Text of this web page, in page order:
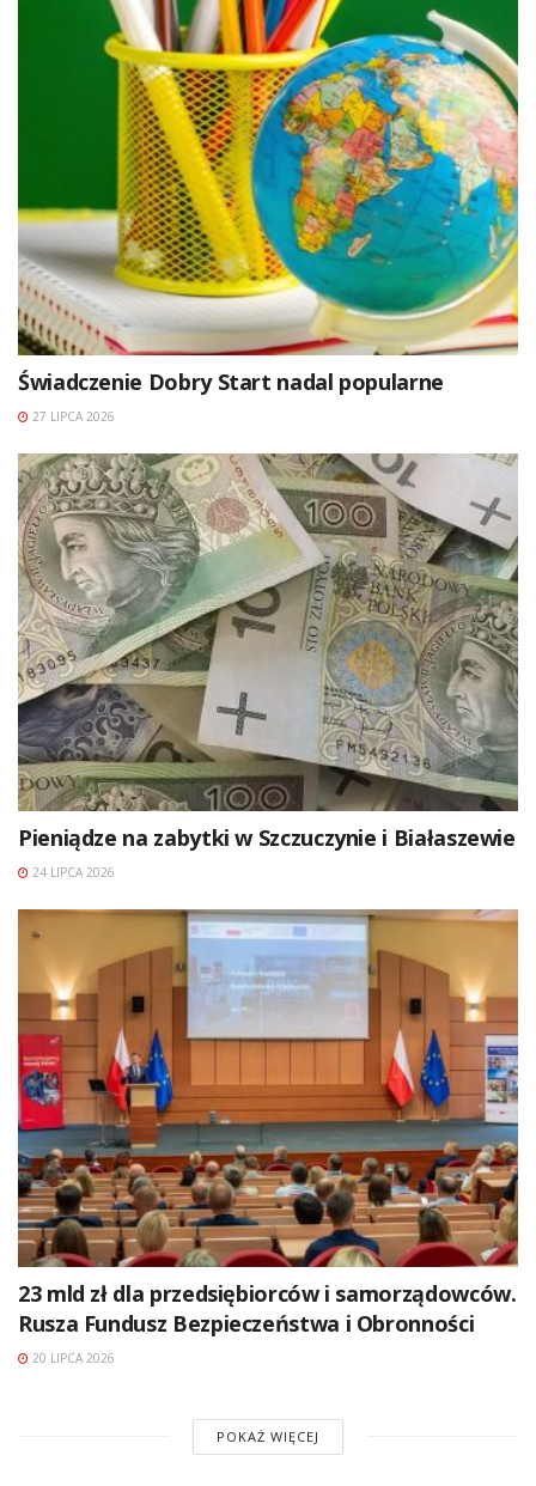
Świadczenie Dobry Start nadal popularne
27 LIPCA 2026
Pieniądze na zabytki w Szczuczynie i Białaszewie
24 LIPCA 2026
23 mld zł dla przedsiębiorców i samorządowców.
Rusza Fundusz Bezpieczeństwa i Obronności
20 LIPCA 2026
POKAŻ WIĘCEJ